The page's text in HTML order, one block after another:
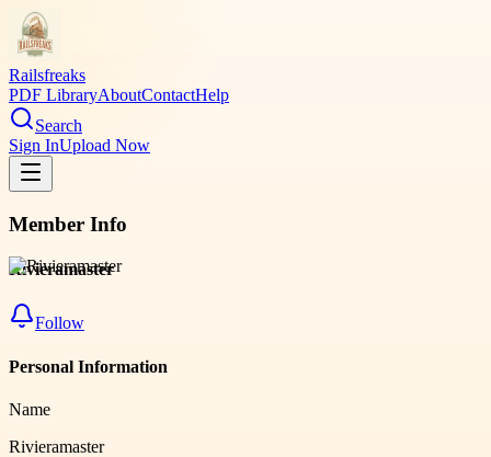
Railsfreaks
PDF LibraryAboutContactHelp
Search
Sign InUpload Now
Member Info
Rivieramaster
Follow
Personal Information
Name
Rivieramaster